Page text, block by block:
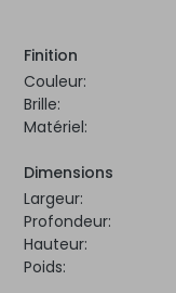
Finition
Couleur:
Brille:
Matériel:
Dimensions
Largeur:
Profondeur:
Hauteur:
Poids: